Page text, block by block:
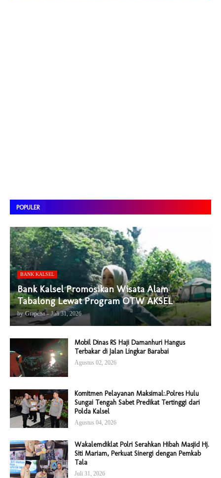
POPULER
BANK KALSEL
Bank Kalsel Promosikan Wisata Alam
Tabalong Lewat Program OTW AKSEL
by Grapena - Juli 31, 2026
Mobil Dinas RS Haji Damanhuri Hangus
Terbakar di Jalan Lingkar Barabai
Agustus 02, 2026
Komitmen Pelayanan Maksimal:.Polres Hulu
Sungai Tengah Sabet Predikat Tertinggi dari
Polda Kalsel
Agustus 04, 2026
Wakalemdiklat Polri Serahkan Hibah Masjid Hj.
Siti Mariam, Perkuat Sinergi dengan Pemkab
Tala
Juli 31, 2026